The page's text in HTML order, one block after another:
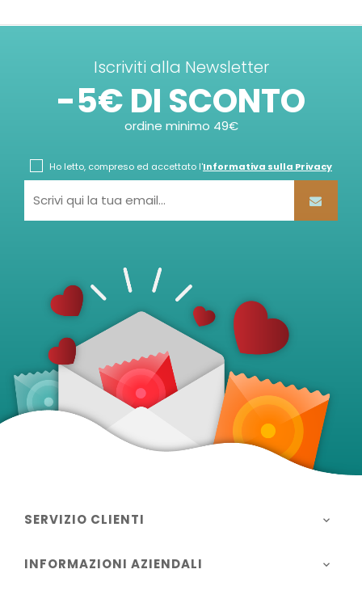
Iscriviti alla Newsletter
-5€ DI SCONTO
ordine minimo 49€
Ho letto, compreso ed accettato l'Informativa sulla Privacy
SERVIZIO CLIENTI 
INFORMAZIONI AZIENDALI 